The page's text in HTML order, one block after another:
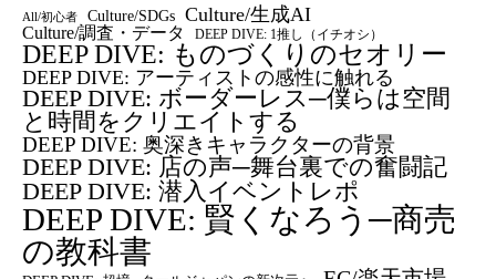
All/初心者 Culture/SDGs Culture/生成AI
Culture/調査・データ DEEP DIVE: 1推し（イチオシ）
DEEP DIVE: ものづくりのセオリー
DEEP DIVE: アーティストの感性に触れる
DEEP DIVE: ボーダーレス─僕らは空間
と時間をクリエイトする
DEEP DIVE: 奥深きキャラクターの背景
DEEP DIVE: 店の声─舞台裏での奮闘記
DEEP DIVE: 潜入イベントレポ
DEEP DIVE: 賢くなろう─商売
の教科書